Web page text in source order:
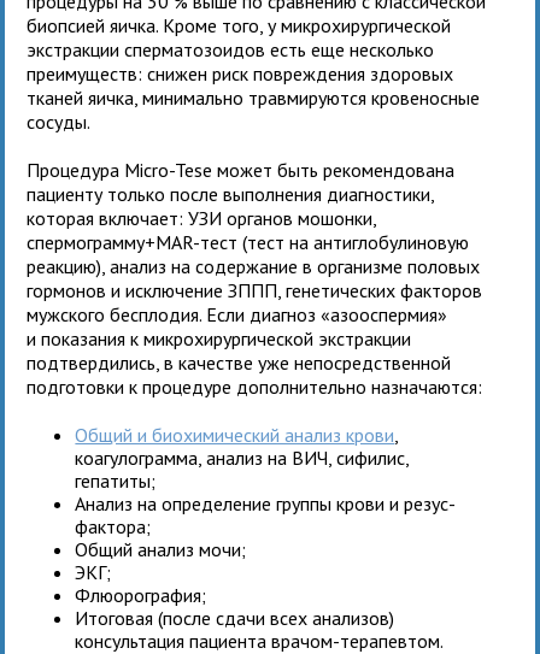
биопсией яичка. Кроме того, у микрохирургической
экстракции сперматозоидов есть еще несколько
преимуществ: снижен риск повреждения здоровых
тканей яичка, минимально травмируются кровеносные
сосуды.
Процедура Micro-Tese может быть рекомендована
пациенту только после выполнения диагностики,
которая включает: УЗИ органов мошонки,
спермограмму+MAR-тест (тест на антиглобулиновую
реакцию), анализ на содержание в организме половых
гормонов и исключение ЗППП, генетических факторов
мужского бесплодия. Если диагноз «азооспермия»
и показания к микрохирургической экстракции
подтвердились, в качестве уже непосредственной
подготовки к процедуре дополнительно назначаются:
Общий и биохимический анализ крови
коагулограмма, анализ на ВИЧ, сифилис,
гепатиты;
Анализ на определение группы крови и резус-
фактора;
Общий анализ мочи;
ЭКГ;
Флюорография;
Итоговая (после сдачи всех анализов)
консультация пациента врачом-терапевтом.